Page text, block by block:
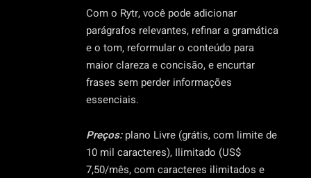
Com o Rytr, você pode adicionar
parágrafos relevantes, refinar a gramática
e o tom, reformular o conteúdo para
maior clareza e concisão, e encurtar
frases sem perder informações
essenciais.
Preços:plano Livre (grátis, com limite de
10 mil caracteres), Ilimitado (US$
7,50/mês, com caracteres ilimitados e